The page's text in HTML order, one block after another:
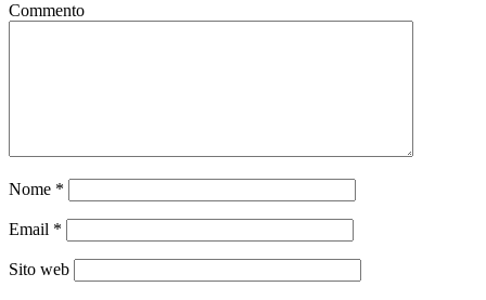
Commento
Nome *
Email *
Sito web